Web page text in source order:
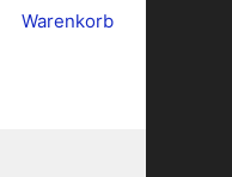
Warenkorb